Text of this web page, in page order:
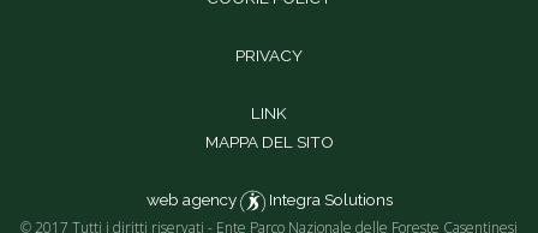
PRIVACY
LINK
MAPPA DEL SITO
web agency Integra Solutions
© 2017 Tutti i diritti riservati - Ente Parco Nazionale delle Foreste Casentinesi